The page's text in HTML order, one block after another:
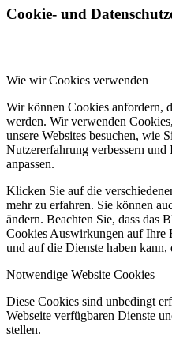
Cookie- und
Wie wir Cookies verwenden
Wir können Cookies anfordern,
werden. Wir verwenden
unsere Websites besuchen, wie
Nutzererfahrung verbessern
anpassen.
Klicken Sie auf die
mehr zu erfahren. Sie können
ändern. Beachten Sie, dass das
Cookies Auswirkungen auf Ihre
und auf die Dienste haben
Notwendige Website Cookies
Diese Cookies sind unbedingt
Webseite verfügbaren Dienste
stellen.